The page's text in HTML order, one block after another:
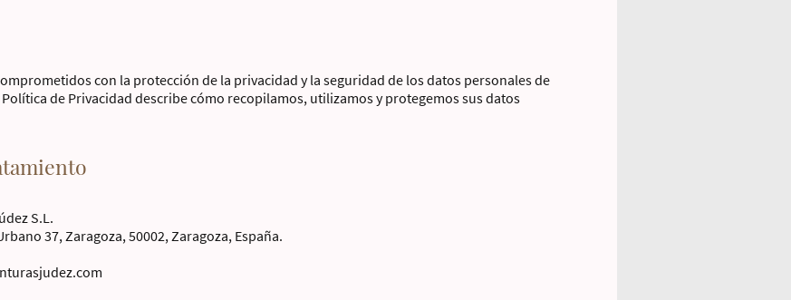
con la protección de la privacidad y la seguridad de los datos personales de
de Privacidad describe cómo recopilamos, utilizamos y protegemos sus datos
S.L.
37, Zaragoza, 50002, Zaragoza, España.